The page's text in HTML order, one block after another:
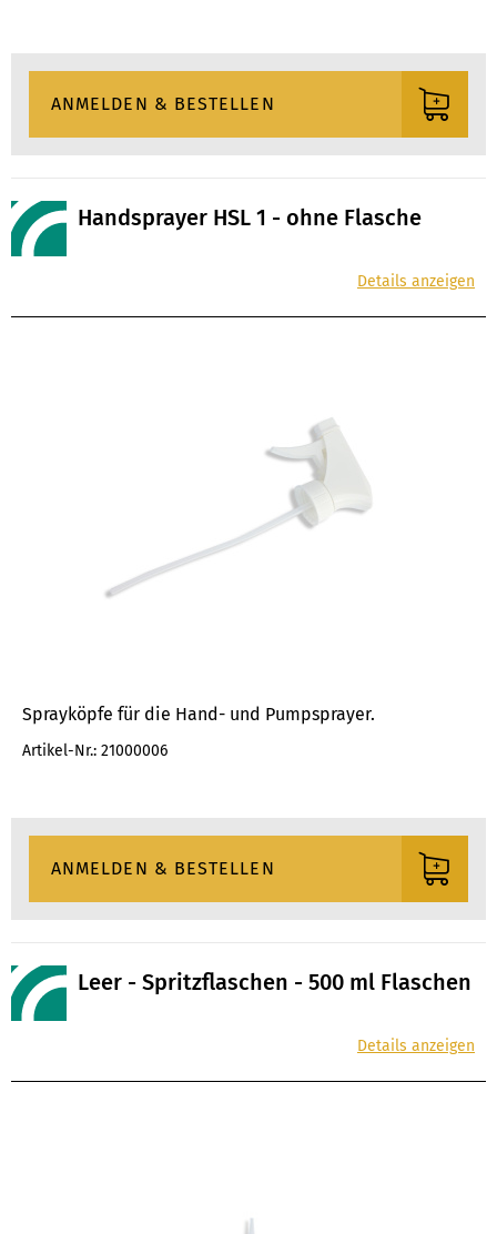
Handsprayer HSL 1 - ohne Flasche
Details anzeigen
Sprayköpfe für die Hand- und Pumpsprayer.
Artikel-Nr.: 21000006
Leer - Spritzflaschen - 500 ml Flaschen
Details anzeigen